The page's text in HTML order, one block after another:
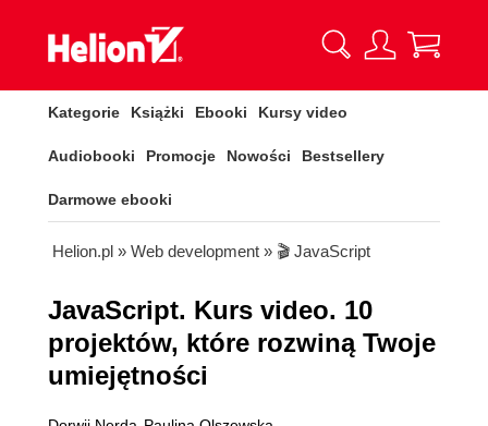
Kategorie Książki Ebooki Kursy video
Audiobooki Promocje Nowości Bestsellery
Darmowe ebooki
Helion.pl » Web development » 🎬 JavaScript
JavaScript. Kurs video. 10
projektów, które rozwiną Twoje
umiejętności